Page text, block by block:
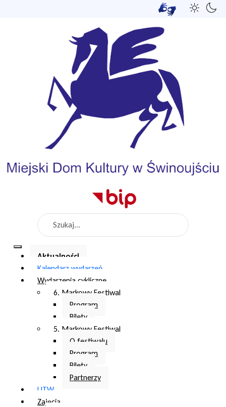
Aktualności
Kalendarz wydarzeń
Wydarzenia cykliczne
6. Markowy Festiwal
Program
Bilety
5. Markowy Festiwal
O festiwalu
Program
Bilety
Partnerzy
UTW
Zajęcia